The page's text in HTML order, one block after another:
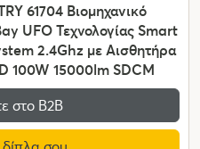
61704 Βιομηχανικό
UFO Τεχνολογίας Smart
2.4Ghz με Αισθητήρα
100W 15000lm SDCM
στο Β2Β